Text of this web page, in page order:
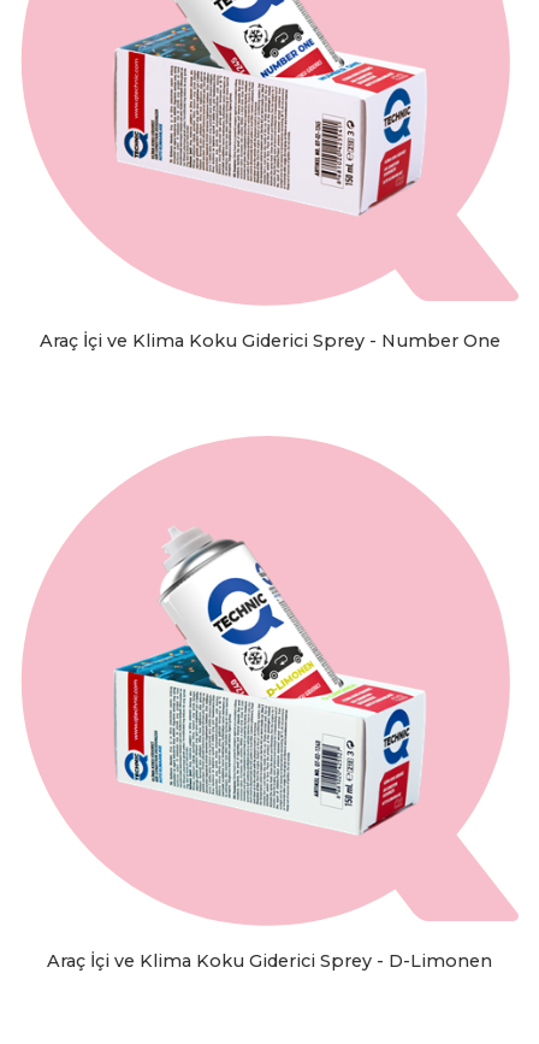
Araç İçi ve Klima Koku Giderici Sprey - Number One
Araç İçi ve Klima Koku Giderici Sprey - D-Limonen